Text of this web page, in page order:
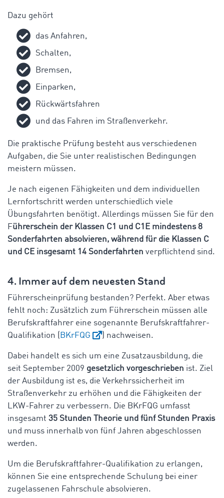
Dazu gehört
das Anfahren,
Schalten,
Bremsen,
Einparken,
Rückwärtsfahren
und das Fahren im Straßenverkehr.
Die praktische Prüfung besteht aus verschiedenen
Aufgaben, die Sie unter realistischen Bedingungen
meistern müssen.
Je nach eigenen Fähigkeiten und dem individuellen
Lernfortschritt werden unterschiedlich viele
Übungsfahrten benötigt. Allerdings müssen Sie für den
Führerschein der Klassen C1 und C1E mindestens 8
Sonderfahrten absolvieren, während für die Klassen C
und CE insgesamt 14 Sonderfahrten verpflichtend sind.
4. Immer auf dem neuesten Stand
Führerscheinprüfung bestanden? Perfekt. Aber etwas
fehlt noch: Zusätzlich zum Führerschein müssen alle
Berufskraftfahrer eine sogenannte Berufskraftfahrer-
Qualifikation (
BKrFQG ) nachweisen.
Dabei handelt es sich um eine Zusatzausbildung, die
seit September 2009 gesetzlich vorgeschrieben ist. Ziel
der Ausbildung ist es, die Verkehrssicherheit im
Straßenverkehr zu erhöhen und die Fähigkeiten der
LKW-Fahrer zu verbessern. Die BKrFQG umfasst
insgesamt 35 Stunden Theorie und fünf Stunden Praxis
und muss innerhalb von fünf Jahren abgeschlossen
werden.
Um die Berufskraftfahrer-Qualifikation zu erlangen,
können Sie eine entsprechende Schulung bei einer
zugelassenen Fahrschule absolvieren.